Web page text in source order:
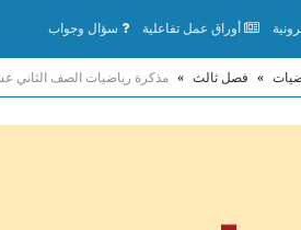
أوراق عمل تفاعلية سؤال وجواب
» فصل ثالث » مذكرة رياضيات الصف الثاني